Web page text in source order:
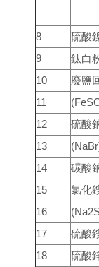
8
硫酸
9
鈦白
10
廢鹽
11
12
硫酸
13
14
碳酸
15
氯化
16
17
硫酸
18
硫酸